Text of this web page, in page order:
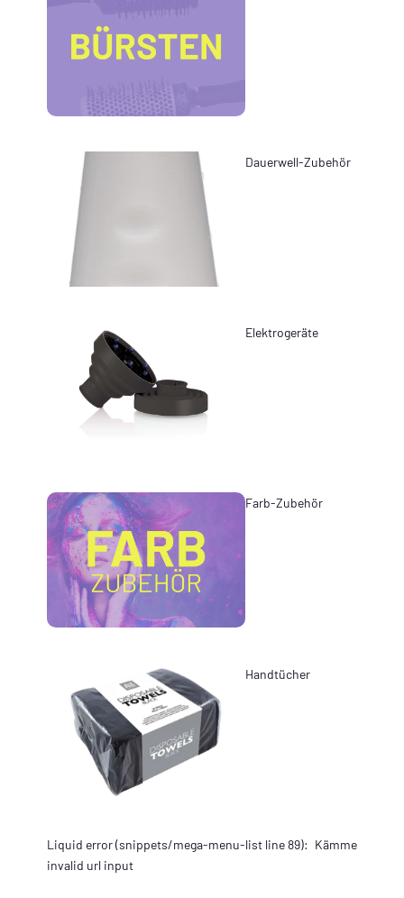
Dauerwell-Zubehör
Elektrogeräte
Farb-Zubehör
Handtücher
Liquid error (snippets/mega-menu-list line 89):
invalid url input
Kämme